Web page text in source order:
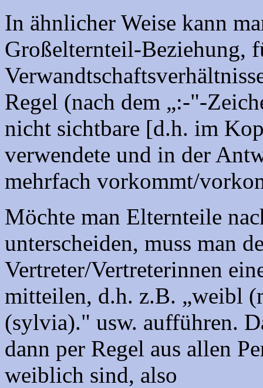
In ähnlicher Weise kann
Großelternteil-Beziehung,
Regel (nach dem „:-"-
nicht sichtbare [d.h. im
verwendete und in der
mehrfach vorkommt/
Möchte man Elternteile
unterscheiden, muss man
Vertreter/Vertreterinnen
mitteilen, d.h. z.B. „weibl
(sylvia)." usw. aufführen.
dann per Regel aus allen
weiblich sind, also